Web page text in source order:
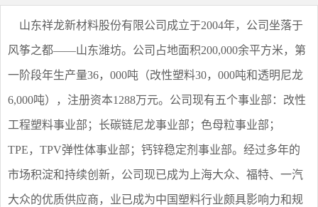
山东祥龙新材料股份有限公司成立于2004年，公司坐落于
风筝之都——山东潍坊。公司占地面积200,000余平方米，第
一阶段年生产量36，000吨（改性塑料30，000吨和透明尼龙
6,000吨），注册资本1288万元。公司现有五个事业部：改性
工程塑料事业部；长碳链尼龙事业部；色母粒事业部；
TPE，TPV弹性体事业部；钙锌稳定剂事业部。经过多年的
市场积淀和持续创新，公司现已成为上海大众、福特、一汽
大众的优质供应商，业已成为中国塑料行业颇具影响力和规